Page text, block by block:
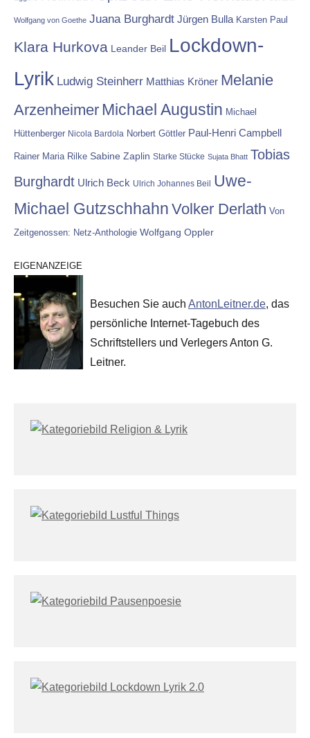
Wolfgang von Goethe Juana Burghardt Jürgen Bulla Karsten Paul
Klara Hurkova Leander Beil Lockdown-
Lyrik Ludwig Steinherr Matthias Kröner Melanie
Arzenheimer Michael Augustin Michael
Hüttenberger Nicola Bardola Norbert Göttler Paul-Henri Campbell
Rainer Maria Rilke Sabine Zaplin Starke Stücke Sujata Bhatt Tobias
Burghardt Ulrich Beck Ulrich Johannes Beil
Uwe-
Michael Gutzschhahn Volker Derlath Von
Zeitgenossen: Netz-Anthologie Wolfgang Oppler
EIGENANZEIGE
Besuchen Sie auch AntonLeitner.de, das
persönliche Internet-Tagebuch des
Schriftstellers und Verlegers Anton G.
Leitner.